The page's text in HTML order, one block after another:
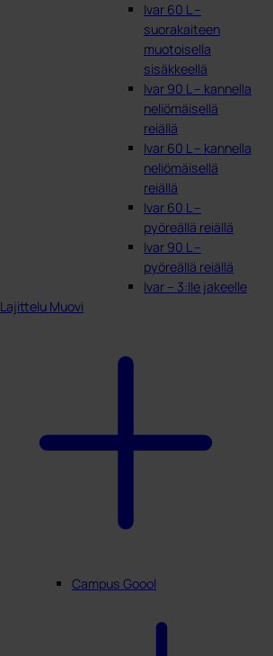
Ivar 60 L –
suorakaiteen
muotoisella
sisäkkeellä
Ivar 90 L – kannella
neliömäisellä
reiällä
Ivar 60 L – kannella
neliömäisellä
reiällä
Ivar 60 L –
pyöreällä reiällä
Ivar 90 L –
pyöreällä reiällä
Ivar – 3:lle jakeelle
Lajittelu Muovi
Campus Goool